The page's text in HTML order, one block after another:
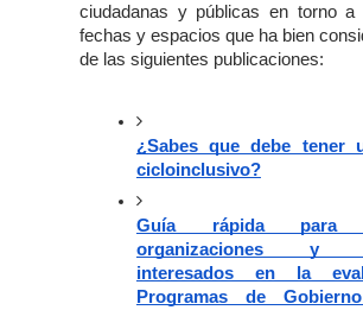
ciudadanas y públicas en torno
fechas y espacios que ha bien
de las siguientes publicaciones:
¿Sabes que debe tener
cicloinclusivo?
Guía rápida para
organizaciones y
interesados en la
Programas de